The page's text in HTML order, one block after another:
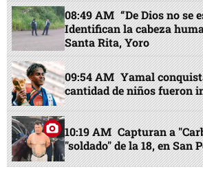
08:49 AM “De Dios no se
Identifican la cabeza
Santa Rita, Yoro
09:54 AM Yamal
cantidad de niños fueron
10:19 AM Capturan a
"soldado" de la 18, en San